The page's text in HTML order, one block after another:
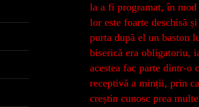
la a fi programat, în mod
lor este foarte deschisă
purta după el un baston
biserică era obligatoriu,
acestea fac parte dintr-o
receptivă a minții, prin
creștin cunosc prea